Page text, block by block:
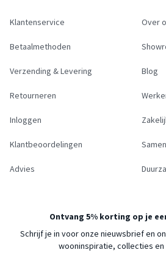
Klantenservice
Betaalmethoden
Verzending & Levering
Retourneren
Inloggen
Klantbeoordelingen
Advies
Over
Blog
Ontvang 5% korting op je
Schrijf je in voor onze nieuwsbrief en
wooninspiratie, collecties en